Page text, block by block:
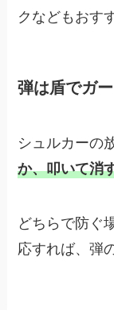
クなどもおす
弾は盾でガ
シュルカーの
か、叩いて消
どちらで防ぐ
応すれば、弾